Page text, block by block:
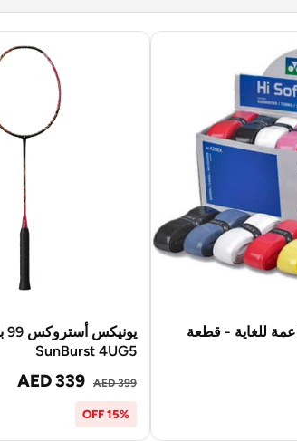
للغاية - قطعة
SunBurst 4UG5
AED 339 AED 399
15% OFF